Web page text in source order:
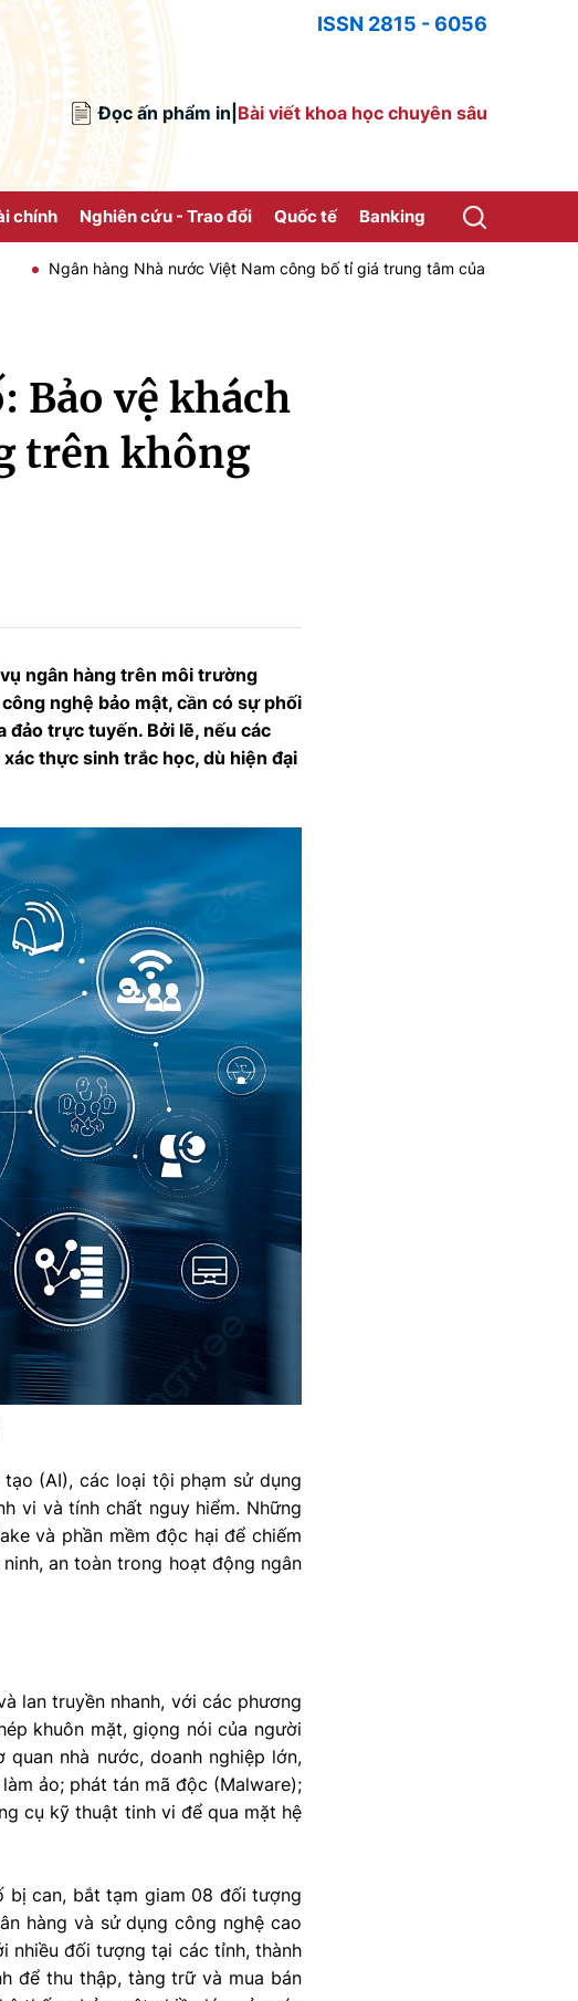
ISSN 2815 - 6056
Đọc ấn phẩm in Bài viết khoa học chuyên sâu
chính Nghiên cứu - Trao đổi Quốc tế Banking
hàng Nhà nước Việt Nam công bố tỉ giá trung tâm của Đồng Việt Nam với Đô
Bảo vệ khách
trên không
ngân hàng trên môi trường
nghệ bảo mật, cần có sự phối
đảo trực tuyến. Bởi lẽ, nếu các
thực sinh trắc học, dù hiện đại
(AI), các loại tội phạm sử dụng
vi và tính chất nguy hiểm. Những
và phần mềm độc hại để chiếm
an toàn trong hoạt động ngân
lan truyền nhanh, với các phương
khuôn mặt, giọng nói của người
nhà nước, doanh nghiệp lớn,
ảo; phát tán mã độc (Malware);
cụ kỹ thuật tinh vi để qua mặt hệ
bị can, bắt tạm giam 08 đối tượng
hàng và sử dụng công nghệ cao
nhiều đối tượng tại các tỉnh, thành
để thu thập, tàng trữ và mua bán